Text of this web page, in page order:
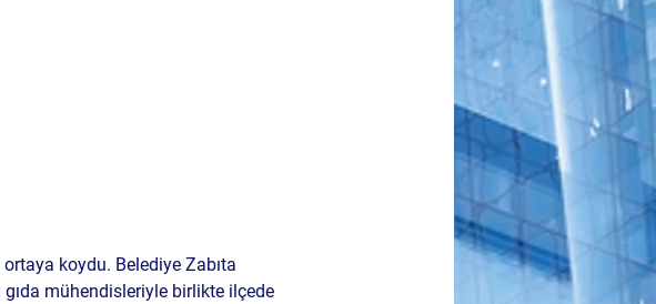
koydu. Belediye Zabıta
gıda mühendisleriyle birlikte ilçede